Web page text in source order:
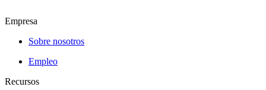
Empresa
Sobre nosotros
Empleo
Recursos